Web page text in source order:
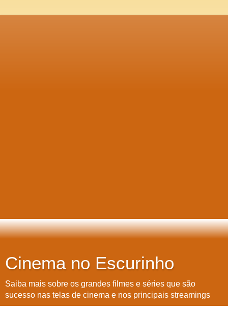
Cinema no Escurinho
Saiba mais sobre os grandes filmes e séries que são
sucesso nas telas de cinema e nos principais streamings